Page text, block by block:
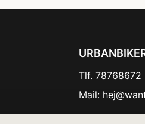
Tlf. 78768672
Mail: